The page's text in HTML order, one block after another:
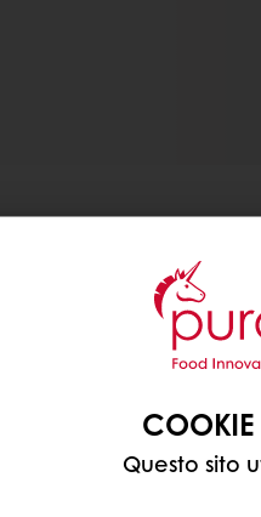
COOKIE
Questo sito